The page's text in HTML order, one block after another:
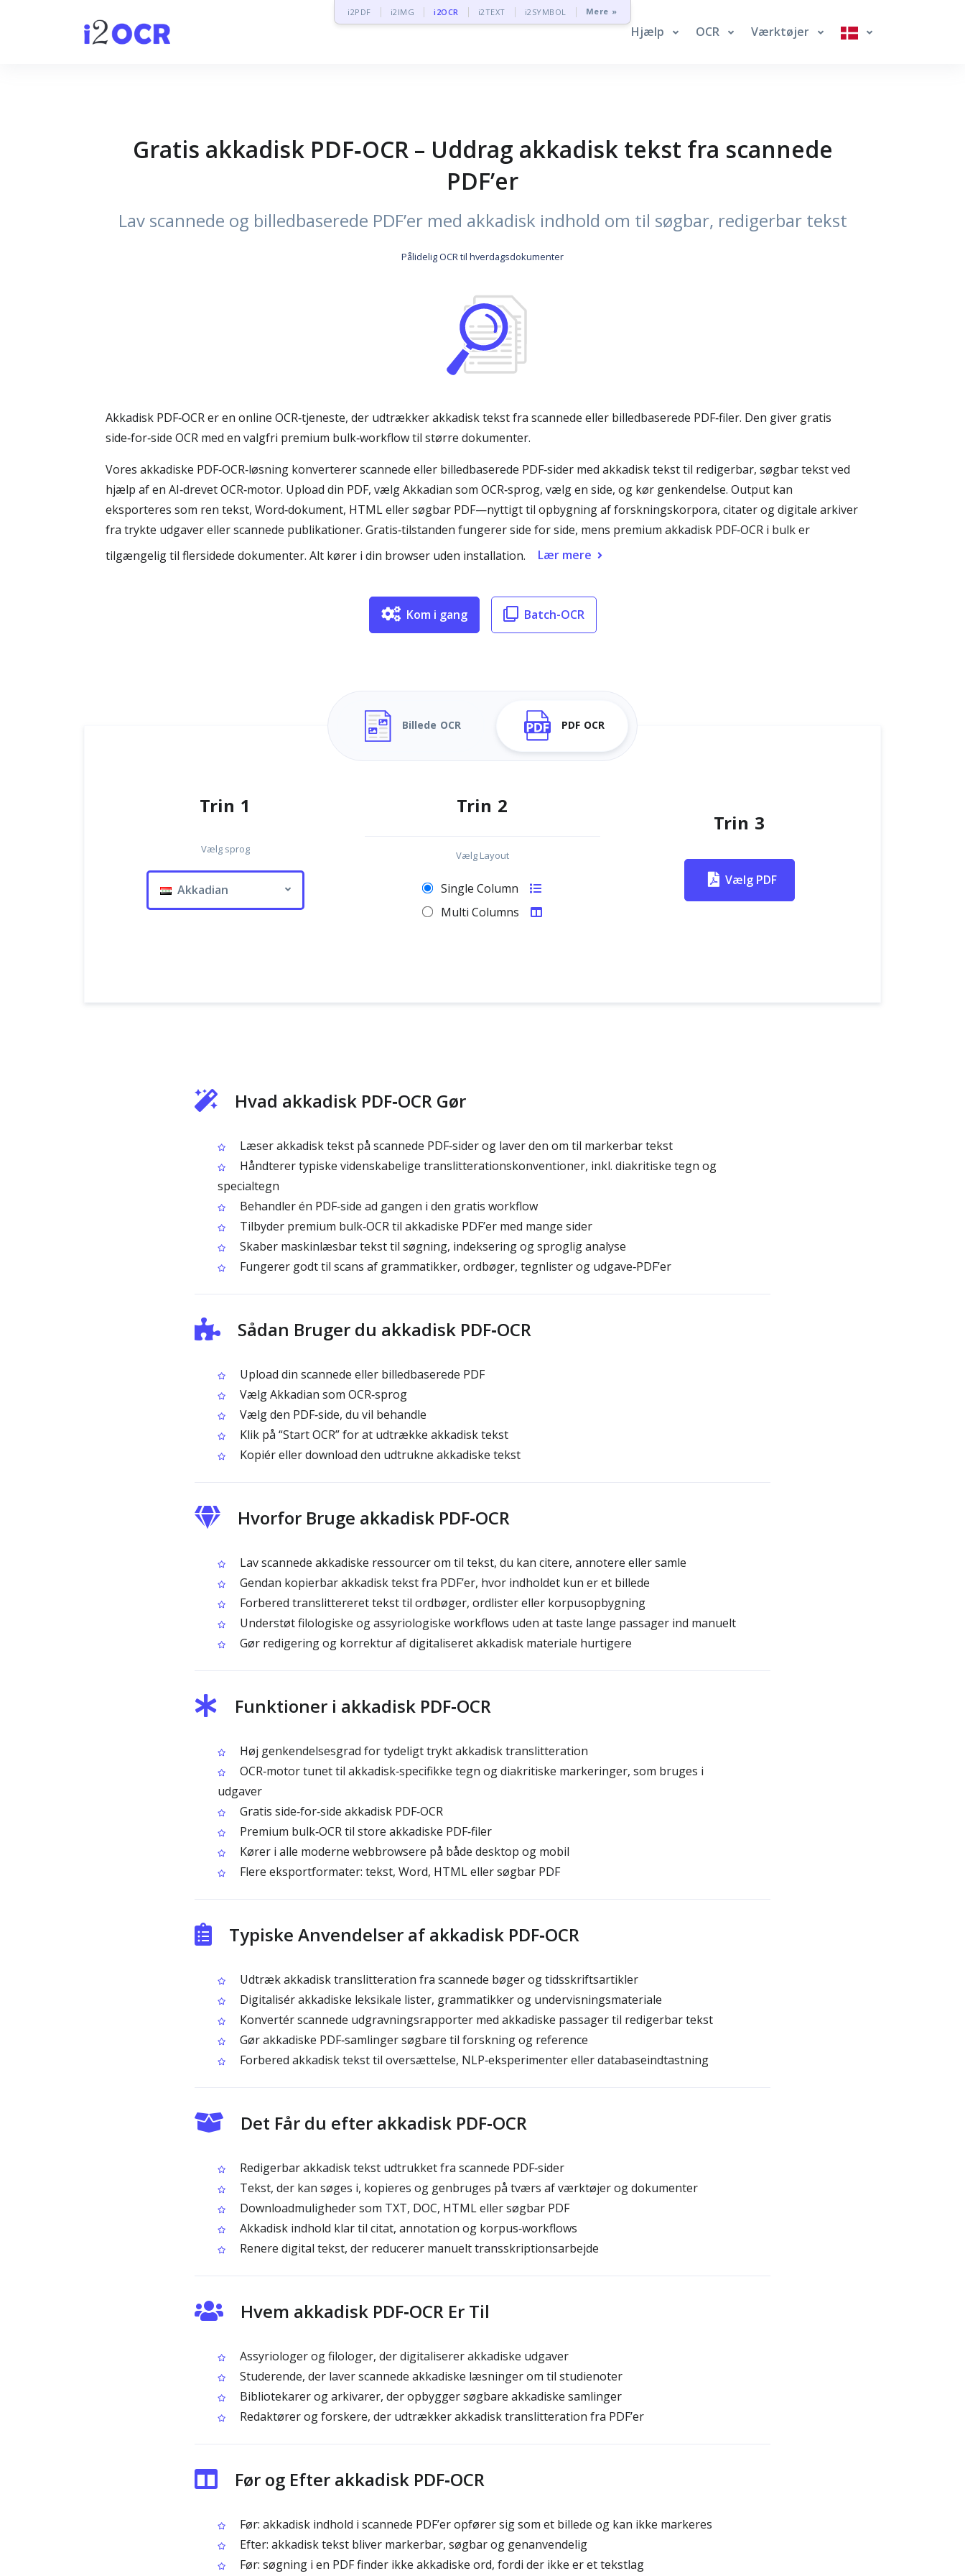
i2PDF i2IMG i2OCR i2TEXT i2SYMBOL Mere »
Hjælp OCR Værktøjer
Gratis akkadisk PDF‑OCR – Uddrag akkadisk tekst fra scannede
PDF’er
Lav scannede og billedbaserede PDF’er med akkadisk indhold om til søgbar, redigerbar tekst
Pålidelig OCR til hverdagsdokumenter
Akkadisk PDF‑OCR er en online OCR‑tjeneste, der udtrækker akkadisk tekst fra scannede eller billedbaserede PDF‑filer. Den giver gratis
side‑for‑side OCR med en valgfri premium bulk‑workflow til større dokumenter.
Vores akkadiske PDF‑OCR‑løsning konverterer scannede eller billedbaserede PDF‑sider med akkadisk tekst til redigerbar, søgbar tekst ved
hjælp af en AI‑drevet OCR‑motor. Upload din PDF, vælg Akkadian som OCR‑sprog, vælg en side, og kør genkendelse. Output kan
eksporteres som ren tekst, Word‑dokument, HTML eller søgbar PDF—nyttigt til opbygning af forskningskorpora, citater og digitale arkiver
fra trykte udgaver eller scannede publikationer. Gratis‑tilstanden fungerer side for side, mens premium akkadisk PDF‑OCR i bulk er
tilgængelig til flersidede dokumenter. Alt kører i din browser uden installation.
Lær mere
Kom i gang Batch-OCR
Billede OCR PDF OCR
Trin 1
Vælg sprog
Akkadian
Trin 2
Vælg Layout
Single Column
Multi Columns
Trin 3
Vælg PDF
Hvad akkadisk PDF‑OCR Gør
Læser akkadisk tekst på scannede PDF‑sider og laver den om til markerbar tekst
Håndterer typiske videnskabelige translitterationskonventioner, inkl. diakritiske tegn og
specialtegn
Behandler én PDF‑side ad gangen i den gratis workflow
Tilbyder premium bulk‑OCR til akkadiske PDF’er med mange sider
Skaber maskinlæsbar tekst til søgning, indeksering og sproglig analyse
Fungerer godt til scans af grammatikker, ordbøger, tegnlister og udgave‑PDF’er
Sådan Bruger du akkadisk PDF‑OCR
Upload din scannede eller billedbaserede PDF
Vælg Akkadian som OCR‑sprog
Vælg den PDF‑side, du vil behandle
Klik på “Start OCR” for at udtrække akkadisk tekst
Kopiér eller download den udtrukne akkadiske tekst
Hvorfor Bruge akkadisk PDF‑OCR
Lav scannede akkadiske ressourcer om til tekst, du kan citere, annotere eller samle
Gendan kopierbar akkadisk tekst fra PDF’er, hvor indholdet kun er et billede
Forbered translittereret tekst til ordbøger, ordlister eller korpusopbygning
Understøt filologiske og assyriologiske workflows uden at taste lange passager ind manuelt
Gør redigering og korrektur af digitaliseret akkadisk materiale hurtigere
Funktioner i akkadisk PDF‑OCR
Høj genkendelsesgrad for tydeligt trykt akkadisk translitteration
OCR‑motor tunet til akkadisk‑specifikke tegn og diakritiske markeringer, som bruges i
udgaver
Gratis side‑for‑side akkadisk PDF‑OCR
Premium bulk‑OCR til store akkadiske PDF‑filer
Kører i alle moderne webbrowsere på både desktop og mobil
Flere eksportformater: tekst, Word, HTML eller søgbar PDF
Typiske Anvendelser af akkadisk PDF‑OCR
Udtræk akkadisk translitteration fra scannede bøger og tidsskriftsartikler
Digitalisér akkadiske leksikale lister, grammatikker og undervisningsmateriale
Konvertér scannede udgravningsrapporter med akkadiske passager til redigerbar tekst
Gør akkadiske PDF‑samlinger søgbare til forskning og reference
Forbered akkadisk tekst til oversættelse, NLP‑eksperimenter eller databaseindtastning
Det Får du efter akkadisk PDF‑OCR
Redigerbar akkadisk tekst udtrukket fra scannede PDF‑sider
Tekst, der kan søges i, kopieres og genbruges på tværs af værktøjer og dokumenter
Downloadmuligheder som TXT, DOC, HTML eller søgbar PDF
Akkadisk indhold klar til citat, annotation og korpus‑workflows
Renere digital tekst, der reducerer manuelt transskriptionsarbejde
Hvem akkadisk PDF‑OCR Er Til
Assyriologer og filologer, der digitaliserer akkadiske udgaver
Studerende, der laver scannede akkadiske læsninger om til studienoter
Bibliotekarer og arkivarer, der opbygger søgbare akkadiske samlinger
Redaktører og forskere, der udtrækker akkadisk translitteration fra PDF’er
Før og Efter akkadisk PDF‑OCR
Før: akkadisk indhold i scannede PDF’er opfører sig som et billede og kan ikke markeres
Efter: akkadisk tekst bliver markerbar, søgbar og genanvendelig
Før: søgning i en PDF finder ikke akkadiske ord, fordi der ikke er et tekstlag